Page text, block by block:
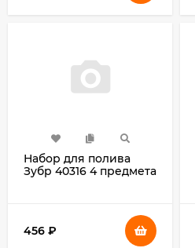
Набор для полива
Зубр 40316 4 предмета
456 ₽